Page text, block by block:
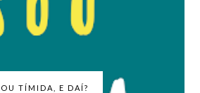
TÍMIDA, E DAÍ?